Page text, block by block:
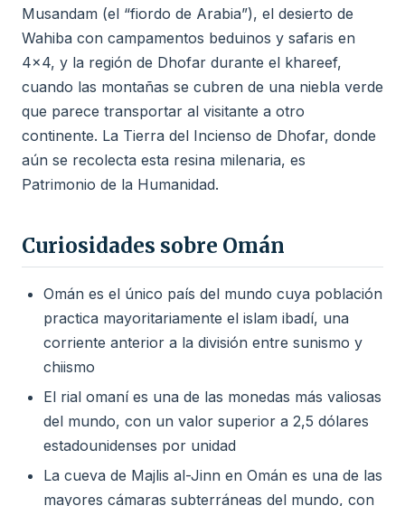
Musandam (el “fiordo de Arabia”), el desierto de
Wahiba con campamentos beduinos y safaris en
4x4, y la región de Dhofar durante el khareef,
cuando las montañas se cubren de una niebla verde
que parece transportar al visitante a otro
continente. La Tierra del Incienso de Dhofar, donde
aún se recolecta esta resina milenaria, es
Patrimonio de la Humanidad.
Curiosidades sobre Omán
Omán es el único país del mundo cuya población
practica mayoritariamente el islam ibadí, una
corriente anterior a la división entre sunismo y
chiismo
El rial omaní es una de las monedas más valiosas
del mundo, con un valor superior a 2,5 dólares
estadounidenses por unidad
La cueva de Majlis al-Jinn en Omán es una de las
mayores cámaras subterráneas del mundo, con